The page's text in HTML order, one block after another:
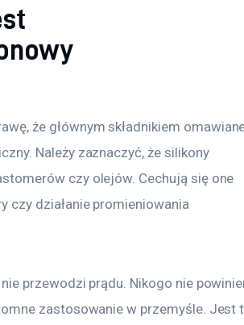
że głównym składnikiem
Należy zaznaczyć, że silikony
czy olejów. Cechują się one
czy działanie promieniowania
przewodzi prądu. Nikogo nie
zastosowanie w przemyśle. Jest